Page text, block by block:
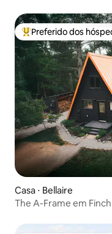
Entre os melhores
Preferido dos
Casa ⋅ Bellaire
The A-Frame em